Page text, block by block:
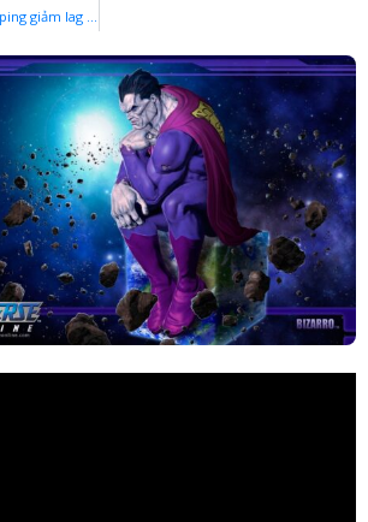
Hướng dẫn giảm ping giảm lag giảm delay và ổn định kết nối game DC Universe Online với phần mềm GIAMPING hoặc RIPDELAY